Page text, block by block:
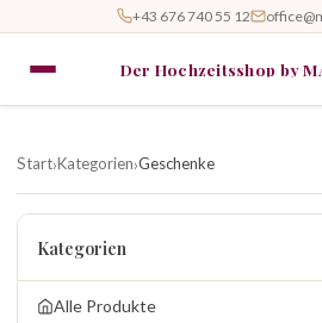
+43 676 740 55 12
Der Hochzeitsshop by
Start›Kategorien›Geschenke
Kategorien
Alle Produkte